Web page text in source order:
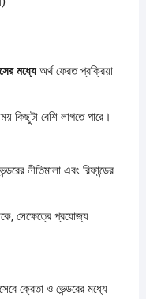
মধ্যেঅর্থ ফেরত প্রক্রিয়া
কিছুটা বেশি লাগতে পারে।
নীতিমালা এবং রিফান্ডের
সেক্ষেত্রে প্রযোজ্য
ক্রেতা ও ভেন্ডরের মধ্যে